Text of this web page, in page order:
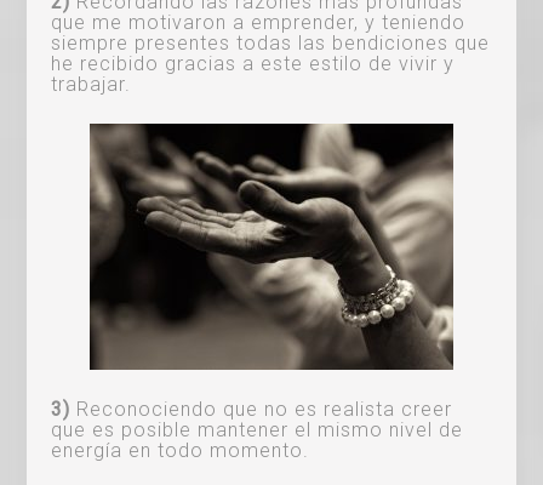
que me motivaron a emprender, y teniendo
siempre presentes todas las bendiciones que
he recibido gracias a este estilo de vivir y
trabajar.
3) Reconociendo que no es realista creer
que es posible mantener el mismo nivel de
energía en todo momento.